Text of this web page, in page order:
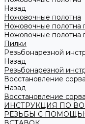
Назад
Ножовочные полотна
Ножовочные полотна
Ножовочные полотна
Пилки
Резьбонарезной
Назад
Резьбонарезной
Восстановление
Назад
Восстановление
ИНСТРУКЦИЯ ПО
РЕЗЬБЫ С